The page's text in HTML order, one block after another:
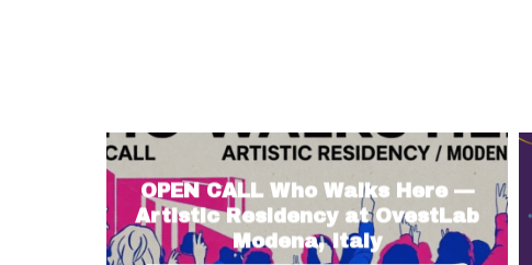
OPEN CALL Who Walks Here —
Artistic Residency at OvestLab
Modena, Italy